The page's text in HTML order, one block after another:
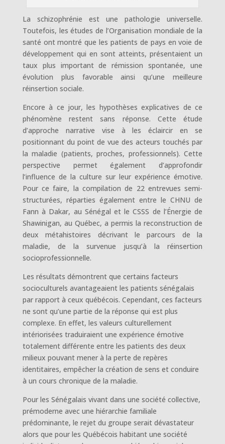
La schizophrénie est une pathologie universelle.
Toutefois, les études de l’Organisation mondiale de la
santé ont montré que les patients de pays en voie de
développement qui en sont atteints, présentaient un
taux plus important de rémission spontanée, une
évolution plus favorable ainsi qu’une meilleure
réinsertion sociale.
Encore à ce jour, les hypothèses explicatives de ce
phénomène restent sans réponse. Cette étude
d’approche narrative vise à les éclaircir en se
positionnant du point de vue des acteurs touchés par
la maladie (patients, proches, professionnels). Cette
perspective permet également d’approfondir
l’influence de la culture sur leur expérience émotive.
Pour ce faire, la compilation de 22 entrevues semi-
structurées, réparties également entre le CHNU de
Fann à Dakar, au Sénégal et le CSSS de l’Énergie de
Shawinigan, au Québec, a permis la reconstruction de
deux métahistoires décrivant le parcours de la
maladie, de la survenue jusqu’à la réinsertion
socioprofessionnelle.
Les résultats démontrent que certains facteurs
socioculturels avantageaient les patients sénégalais
par rapport à ceux québécois. Cependant, ces facteurs
ne sont qu’une partie de la réponse qui est plus
complexe. En effet, les valeurs culturellement
intériorisées traduiraient une expérience émotive
totalement différente entre les patients des deux
milieux pouvant mener à la perte de repères
identitaires, empêcher la création de sens et conduire
à un cours chronique de la maladie.
Pour les Sénégalais vivant dans une société collective,
prémoderne avec une hiérarchie familiale
prédominante, le rejet du groupe serait dévastateur
alors que pour les Québécois habitant une société